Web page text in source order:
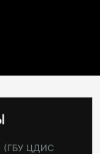
(ГБУ ЦДИС